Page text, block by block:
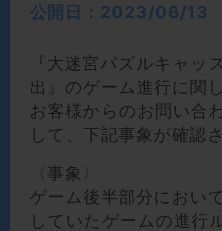
公開日：2023/06/13
『大迷宮パズルキャッ
出』のゲーム進行に関
お客様からのお問い合
して、下記事象が確認
〈事象〉
ゲーム後半部分におい
していたゲームの進行